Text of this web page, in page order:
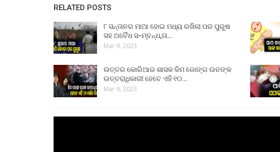
RELATED POSTS
୮ ସନ୍ତାନର ମାଆ ହୋଇ ମଧ୍ୟ ରଖିଲା ପର ପୁରୁଷ
ସହ ଅବୈଧ ସ-ମ୍ବନ୍ଧ,ତା…
Mar 9, 2023
ଉତ୍ତର କୋରିଆର ଶାସକ କିମ ଜୋଙ୍ଗ ଉନଙ୍କ
ଉତ୍ତରାଧିକାରୀ ହେବେ ଏହି ୧୦…
Mar 9, 2023